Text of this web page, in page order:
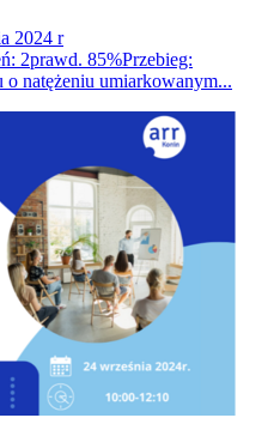
2024 r
2prawd. 85%Przebieg:
o natężeniu umiarkowanym...